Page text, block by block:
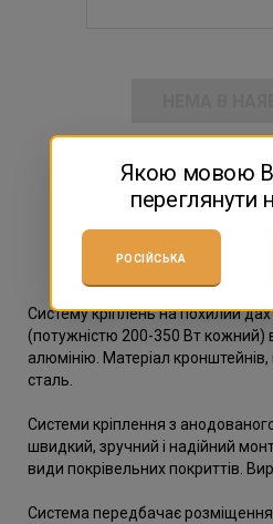
замовити
Поділитися з
Систему кріплень на похилий
(потужністю 200-350 Вт кожний)
алюмінію. Матеріал
сталь.
Системи кріплення з
швидкий, зручний і надійний
види покрівельних покриттів.
Система передбачає
Якою мовою
переглянути
РОСІЙСЬКА